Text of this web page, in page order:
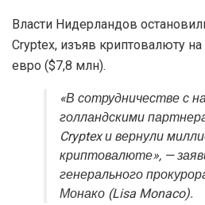
Власти Нидерландов
Cryptex, изъяв криптовалюту
евро ($7,8 млн).
«В сотрудничестве с
голландскими
Cryptex и вернули
криптовалюте», —
генерального
Монако (Lisa Monaco).